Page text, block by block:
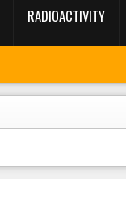
RADIOACTIVITY